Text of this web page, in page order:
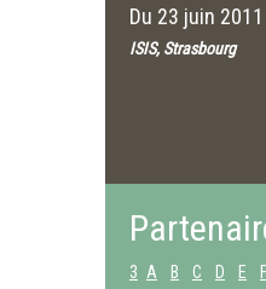
Du 23 juin 2011
ISIS, Strasbourg
3 A B C D E F